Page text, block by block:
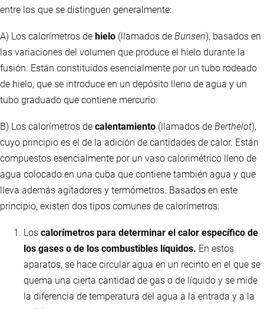
entre los que se distinguen generalmente:
A) Los calorímetros de hielo (llamados de Bunsen), basados en
las variaciones del volumen que produce el hielo durante la
fusión. Están constituidos esencialmente por un tubo rodeado
de hielo, que se introduce en un depósito lleno de agua y un
tubo graduado que contiene mercurio.
B) Los calorímetros de calentamiento (llamados de Berthelot),
cuyo principio es el de la adición de cantidades de calor. Están
compuestos esencialmente por un vaso calorimétrico lleno de
agua colocado en una cuba que contiene también agua y que
lleva además agitadores y termómetros. Basados en este
principio, existen dos tipos comunes de calorímetros:
Los calorímetros para determinar el calor específico de
los gases o de los combustibles líquidos. En estos
aparatos, se hace circular agua en un recinto en el que se
quema una cierta cantidad de gas o de líquido y se mide
la diferencia de temperatura del agua a la entrada y a la